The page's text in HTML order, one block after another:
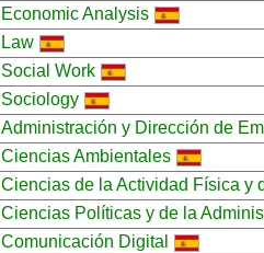
Economic Analysis
Law
Social Work
Sociology
Administración y Dirección de
Ciencias Ambientales
Ciencias de la Actividad Física y
Ciencias Políticas y de la
Comunicación Digital